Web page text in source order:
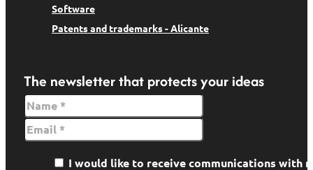
Software
Patents and trademarks - Alicante
The newsletter that protects your ideas
I would like to receive communications with